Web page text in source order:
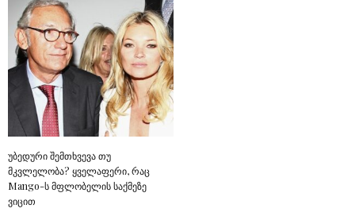
უბედური შემთხვევა თუ
მკვლელობა? ყველაფერი, რაც
Mango-ს მფლობელის საქმეზე
ვიცით